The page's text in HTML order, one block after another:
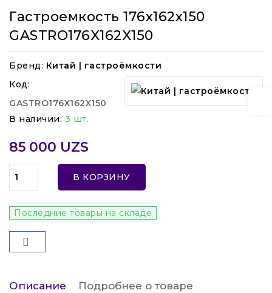
Гастроемкость 176x162x150
GASTRO176X162X150
Бренд: Китай | гастроёмкости
Код:
GASTRO176X162X150
В наличии: 3 шт.
85 000 UZS
В КОРЗИНУ
Последние товары на складе
Описание Подробнее о товаре